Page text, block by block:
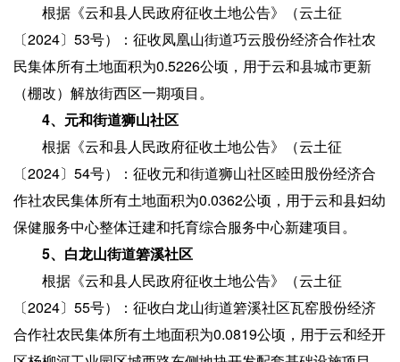
根据《云和县人民政府征收土地公告》（云土征
〔2024〕53号）：征收凤凰山街道巧云股份经济合作社农
民集体所有土地面积为0.5226公顷，用于云和县城市更新
（棚改）解放街西区一期项目。
4、元和街道狮山社区
根据《云和县人民政府征收土地公告》（云土征
〔2024〕54号）：征收元和街道狮山社区睦田股份经济合
作社农民集体所有土地面积为0.0362公顷，用于云和县妇幼
保健服务中心整体迁建和托育综合服务中心新建项目。
5、白龙山街道箬溪社区
根据《云和县人民政府征收土地公告》（云土征
〔2024〕55号）：征收白龙山街道箬溪社区瓦窑股份经济
合作社农民集体所有土地面积为0.0819公顷，用于云和经开